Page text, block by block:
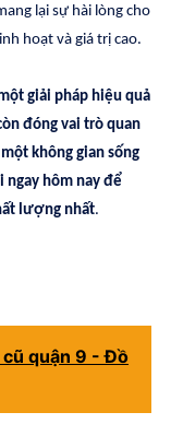
lại sự hài lòng cho
hoạt và giá trị cao.
giải pháp hiệu quả
đóng vai trò quan
không gian sống
ngay hôm nay để
lượng nhất.
quận 9 - Đồ